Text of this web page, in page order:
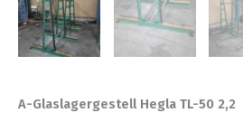
A-Glaslagergestell Hegla TL-50 2,2